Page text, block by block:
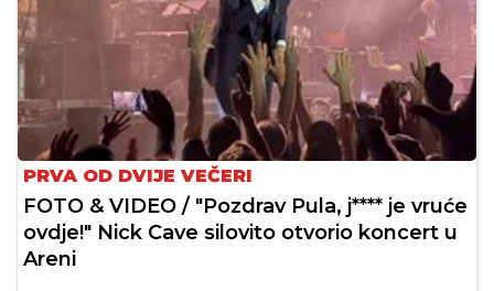
PRVA OD DVIJE VEČERI
FOTO & VIDEO / "Pozdrav Pula, j**** je vruće
ovdje!" Nick Cave silovito otvorio koncert u
Areni